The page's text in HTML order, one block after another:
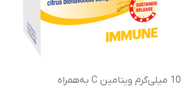
حاوی 1000 میلی‌گرم ویتامین C به‌همراه